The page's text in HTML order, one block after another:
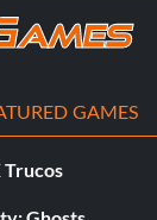
GAMES